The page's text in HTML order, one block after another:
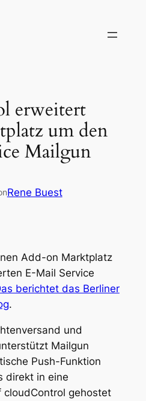
erweitert
um den
Mailgun
Rene Buest
Add-on Marktplatz
E-Mail Service
berichtet das Berliner
.
und
Mailgun
Push-Funktion
direkt in eine
gehostet